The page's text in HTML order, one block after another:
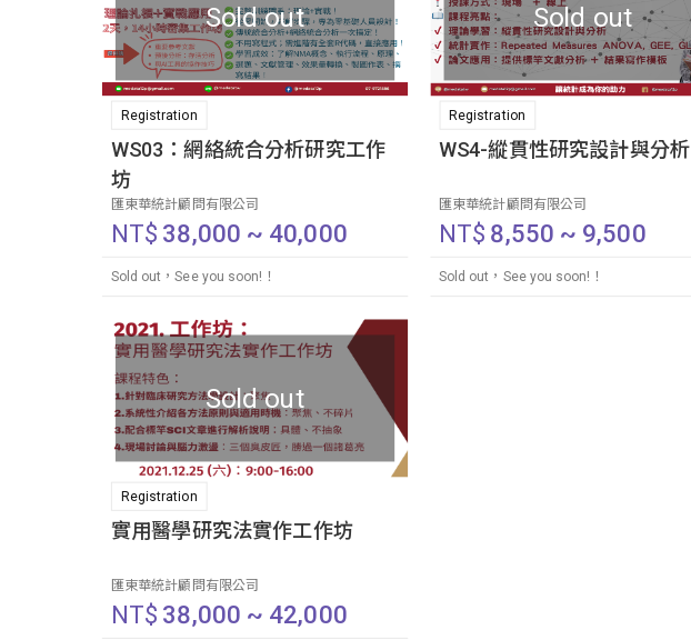
Sold out
Registration
WS03：網絡統合分析研究工作
坊
匯東華統計顧問有限公司
NT$ 38,000 ~ 40,000
Sold out，See you soon!！
Sold out
Registration
WS4-縱貫性研究設計與分析
匯東華統計顧問有限公司
NT$ 8,550 ~ 9,500
Sold out，See you soon!！
Sold out
Registration
實用醫學研究法實作工作坊
匯東華統計顧問有限公司
NT$ 38,000 ~ 42,000